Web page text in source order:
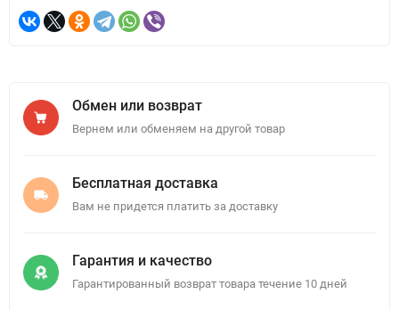
Обмен или возврат
Вернем или обменяем на другой товар
Бесплатная доставка
Вам не придется платить за доставку
Гарантия и качество
Гарантированный возврат товара течение 10 дней